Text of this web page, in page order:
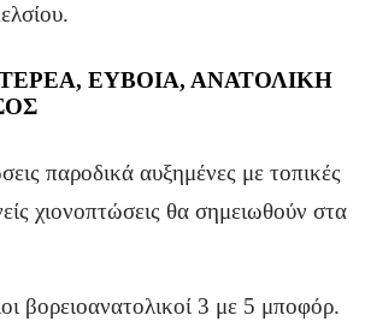
ΕΥΒΟΙΑ, ΑΝΑΤΟΛΙΚΗ
παροδικά αυξημένες με τοπικές
χιονοπτώσεις θα σημειωθούν στα
βορειοανατολικοί 3 με 5 μποφόρ.